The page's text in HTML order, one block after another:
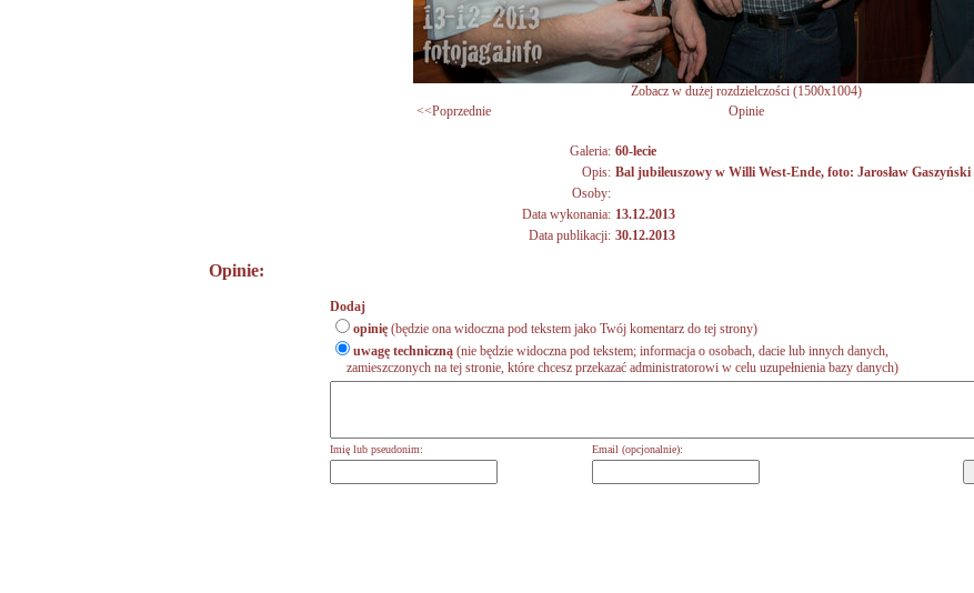
Zobacz w dużej rozdzielczości (1500x1004)
<<Poprzednie
Opinie
Galeria: 60-lecie
Opis: Bal jubileuszowy w Willi West-Ende, foto: Jarosław Gaszyński
Osoby:
Data wykonania: 13.12.2013
Data publikacji: 30.12.2013
Opinie:
Dodaj
opinię (będzie ona widoczna pod tekstem jako Twój komentarz do tej strony)
uwagę techniczną (nie będzie widoczna pod tekstem; informacja o osobach, dacie lub innych danych,
zamieszczonych na tej stronie, które chcesz przekazać administratorowi w celu uzupełnienia bazy danych)
Imię lub pseudonim: Email (opcjonalnie):